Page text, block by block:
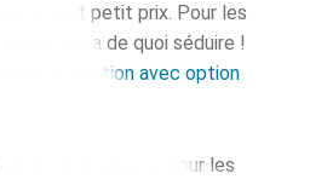
à tout petit prix. Pour les
qui a de quoi séduire !
la
location avec option
d'excellence pour les